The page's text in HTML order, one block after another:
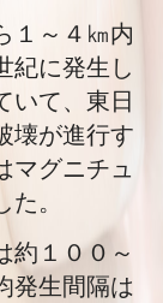
１～４㎞内
紀に発生し
いて、東日
壊が進行す
マグニチュ
。
約１００～
発生間隔は